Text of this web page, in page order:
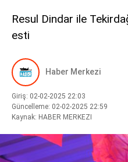
Resul Dindar ile
esti
Haber Merkezi
Giriş: 02-02-2025 22:03
Güncelleme: 02-02-2025 22:59
Kaynak: HABER MERKEZI